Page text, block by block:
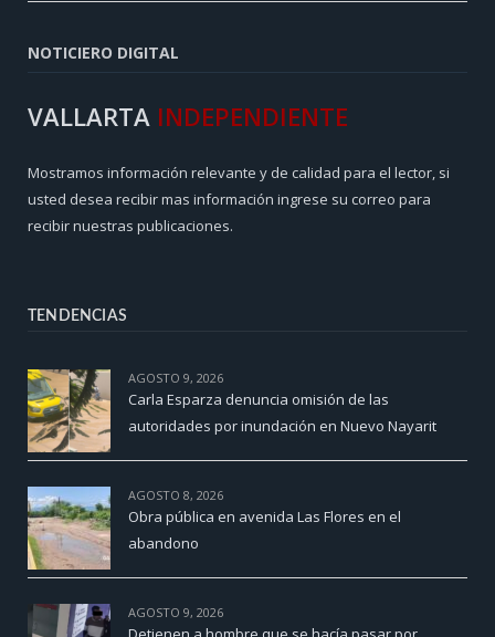
NOTICIERO DIGITAL
VALLARTA INDEPENDIENTE
Mostramos información relevante y de calidad para el lector, si
usted desea recibir mas información ingrese su correo para
recibir nuestras publicaciones.
TENDENCIAS
AGOSTO 9, 2026
Carla Esparza denuncia omisión de las
autoridades por inundación en Nuevo Nayarit
AGOSTO 8, 2026
Obra pública en avenida Las Flores en el
abandono
AGOSTO 9, 2026